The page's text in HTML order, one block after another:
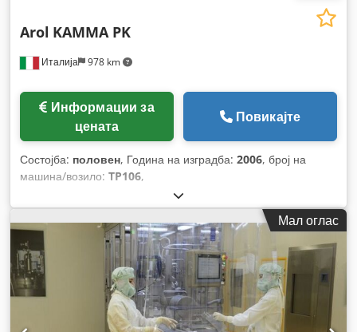
Италија 978 km
Arol KAMMA PK
цената
Повикајте
Состојба: половен, Година на изградба: 2006, број на
машина/возило: TP106,
Мал оглас